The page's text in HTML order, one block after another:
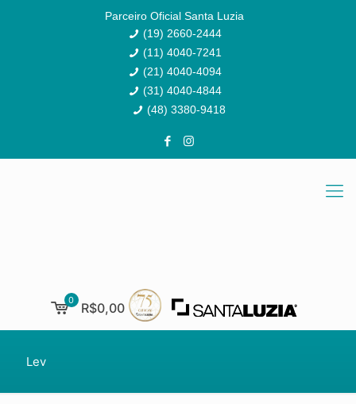
Parceiro Oficial Santa Luzia
(19) 2660-2444
(11) 4040-7241
(21) 4040-4094
(31) 4040-4844
(48) 3380-9418
0 R$0,00
Lev